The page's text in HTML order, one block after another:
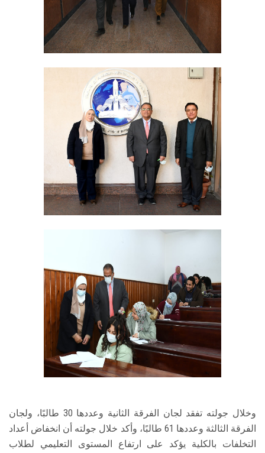
وخلال جولته تفقد لجان الفرقة الثانية وعددها 30 طالبًا، ولجان
الفرقة الثالثة وعددها 61 طالبًا، وأكد خلال جولته أن انخفاض أعداد
التخلفات بالكلية يؤكد على ارتفاع المستوى التعليمي لطلاب